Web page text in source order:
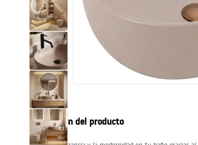
Grifería
Ducha
Cocina
Accesorios de baño
Descripción del producto